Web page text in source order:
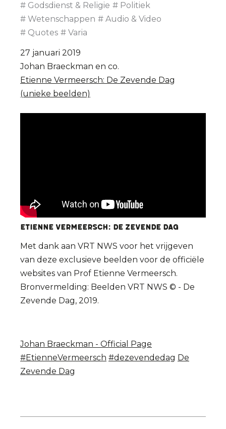
Godsdienst & Religie
Politiek
Wetenschappen
Audio & Video
Quotes
Varia
27 januari 2019
Johan Braeckman en co.
Etienne Vermeersch: De Zevende Dag
(unieke beelden)
Etienne VERMEERSCH: De Zevende Dag
Met dank aan VRT NWS voor het vrijgeven
van deze exclusieve beelden voor de officiële
websites van Prof Etienne Vermeersch.
Bronvermelding: Beelden VRT NWS © - De
Zevende Dag, 2019.
Johan Braeckman - Official Page
#EtienneVermeersch #dezevendedag De
Zevende Dag